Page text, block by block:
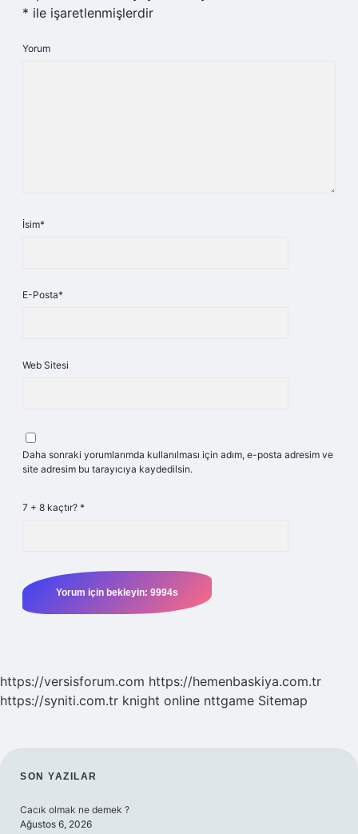
* ile işaretlenmişlerdir
Yorum
İsim*
E-Posta*
Web Sitesi
Daha sonraki yorumlarımda kullanılması için adım, e-posta adresim ve
site adresim bu tarayıcıya kaydedilsin.
7 + 8 kaçtır? *
https://versisforum.com https://hemenbaskiya.com.tr
https://syniti.com.tr knight online nttgame Sitemap
SIDEBAR
SON YAZILAR
Cacık olmak ne demek ?
Ağustos 6, 2026